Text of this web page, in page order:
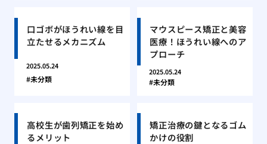
口ゴボがほうれい線を目
立たせるメカニズム
2025.05.24
未分類
マウスピース矯正と美容
医療！ほうれい線へのア
プローチ
2025.05.24
未分類
高校生が歯列矯正を始め
るメリット
矯正治療の鍵となるゴム
かけの役割